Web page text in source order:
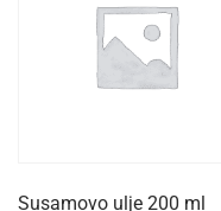
Susamovo ulje 200 ml